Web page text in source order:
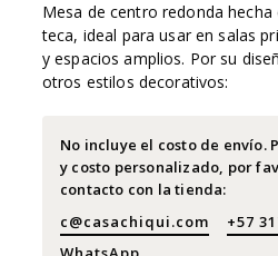
Mesa de centro redonda
teca, ideal para usar en salas
y espacios amplios. Por su
otros estilos decorativos: ​
No incluye el costo de envío.
y costo personalizado, por
contacto con la tienda:
c@casachiqui.com
+57